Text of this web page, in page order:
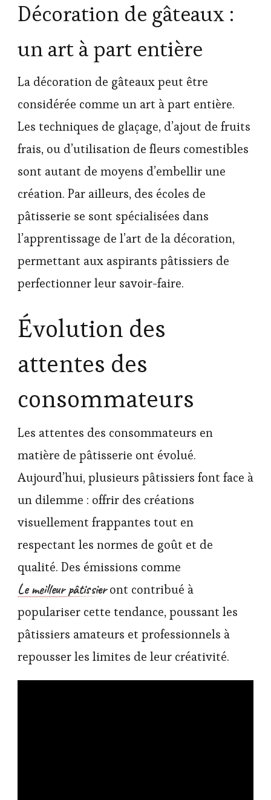
Décoration de gâteaux :
un art à part entière
La décoration de gâteaux peut être
considérée comme un art à part entière.
Les techniques de glaçage, d’ajout de fruits
frais, ou d’utilisation de fleurs comestibles
sont autant de moyens d’embellir une
création. Par ailleurs, des écoles de
pâtisserie se sont spécialisées dans
l’apprentissage de l’art de la décoration,
permettant aux aspirants pâtissiers de
perfectionner leur savoir-faire.
Évolution des
attentes des
consommateurs
Les attentes des consommateurs en
matière de pâtisserie ont évolué.
Aujourd’hui, plusieurs pâtissiers font face à
un dilemme : offrir des créations
visuellement frappantes tout en
respectant les normes de goût et de
qualité. Des émissions comme
Le meilleur pâtissieront contribué à
populariser cette tendance, poussant les
pâtissiers amateurs et professionnels à
repousser les limites de leur créativité.